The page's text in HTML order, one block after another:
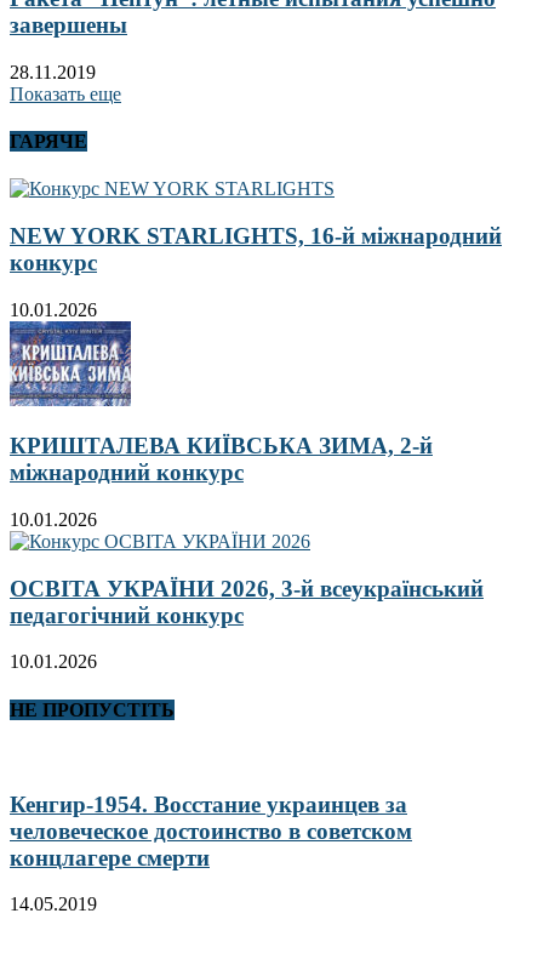
завершены
28.11.2019
Показать еще
ГАРЯЧЕ
NEW YORK STARLIGHTS, 16-й міжнародний
конкурс
10.01.2026
КРИШТАЛЕВА КИЇВСЬКА ЗИМА, 2-й
міжнародний конкурс
10.01.2026
ОСВІТА УКРАЇНИ 2026, 3-й всеукраїнський
педагогічний конкурс
10.01.2026
НЕ ПРОПУСТІТЬ
Кенгир-1954. Восстание украинцев за
человеческое достоинство в советском
концлагере смерти
14.05.2019